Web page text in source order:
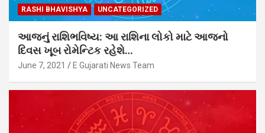
RASHI BHAVISHYA UNCATEGORIZED
આજનું રાશિભવિષ્ય: આ રાશિના લોકો માટે આજનો
દિવસ ખૂબ રોમેન્ટિક રહેશે…
June 7, 2021 E Gujarati News Team